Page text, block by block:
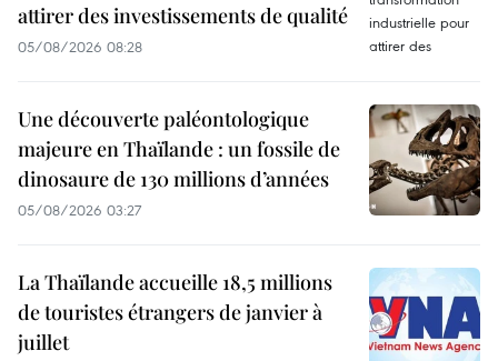
attirer des investissements de qualité
05/08/2026 08:28
Une découverte paléontologique
majeure en Thaïlande : un fossile de
dinosaure de 130 millions d’années
05/08/2026 03:27
La Thaïlande accueille 18,5 millions
de touristes étrangers de janvier à
juillet